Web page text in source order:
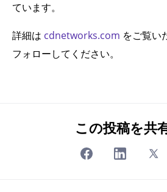
ています。
詳細は cdnetworks.com をご覧い
フォローしてください。
この投稿を共